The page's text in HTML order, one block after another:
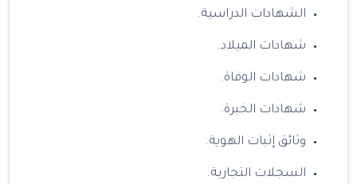
الشهادات الدراسية.
شهادات الميلاد.
شهادات الوفاة.
شهادات الخبرة.
وثائق إثبات الهوية.
السجلات التجارية.